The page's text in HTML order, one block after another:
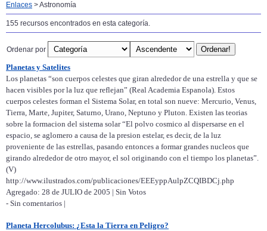
Enlaces > Astronomía
155 recursos encontrados en esta categoría.
Ordenar por
Planetas y Satelites
Los planetas “son cuerpos celestes que giran alrededor de una estrella y que se
hacen visibles por la luz que reflejan” (Real Academia Espanola). Estos
cuerpos celestes forman el Sistema Solar, en total son nueve: Mercurio, Venus,
Tierra, Marte, Jupiter, Saturno, Urano, Neptuno y Pluton. Existen las teorias
sobre la formacion del sistema solar “El polvo cosmico al dispersarse en el
espacio, se aglomero a causa de la presion estelar, es decir, de la luz
proveniente de las estrellas, pasando entonces a formar grandes nucleos que
girando alrededor de otro mayor, el sol originando con el tiempo los planetas”.
(V)
http://www.ilustrados.com/publicaciones/EEEyppAulpZCQIBDCj.php
Agregado: 28 de JULIO de 2005 | Sin Votos
- Sin comentarios |
Planeta Hercolubus: ¿Esta la Tierra en Peligro?